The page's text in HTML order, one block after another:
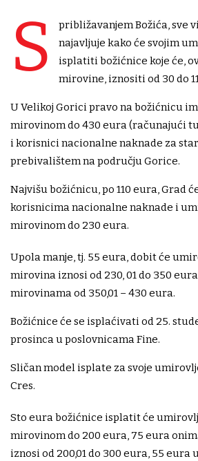
S
približavanjem Božića, sve
najavljuje kako će svojim
isplatiti božićnice koje će,
mirovine, iznositi od 30 do
U Velikoj Gorici pravo na božićnicu
mirovinom do 430 eura (računajući
i korisnici nacionalne naknade za
prebivalištem na području Gorice.
Najvišu božićnicu, po 110 eura, Grad
korisnicima nacionalne naknade i
mirovinom do 230 eura.
Upola manje, tj. 55 eura, dobit će
mirovina iznosi od 230, 01 do 350
mirovinama od 350,01 – 430 eura.
Božićnice će se isplaćivati od 25.
prosinca u poslovnicama Fine.
Sličan model isplate za svoje
Cres.
Sto eura božićnice isplatit će
mirovinom do 200 eura, 75 eura
iznosi od 200,01 do 300 eura, 55